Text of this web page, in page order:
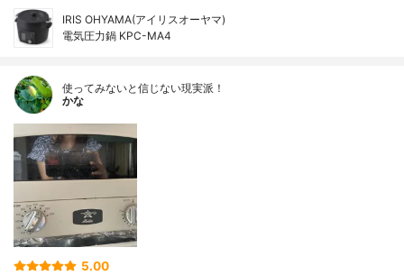
IRIS OHYAMA(アイリスオーヤマ)
電気圧力鍋 KPC-MA4
使ってみないと信じない現実派！
かな
5.00